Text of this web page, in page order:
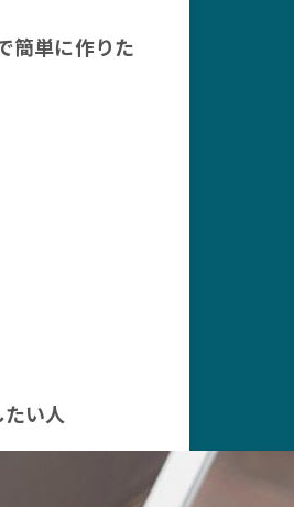
簡単に作りた
い人